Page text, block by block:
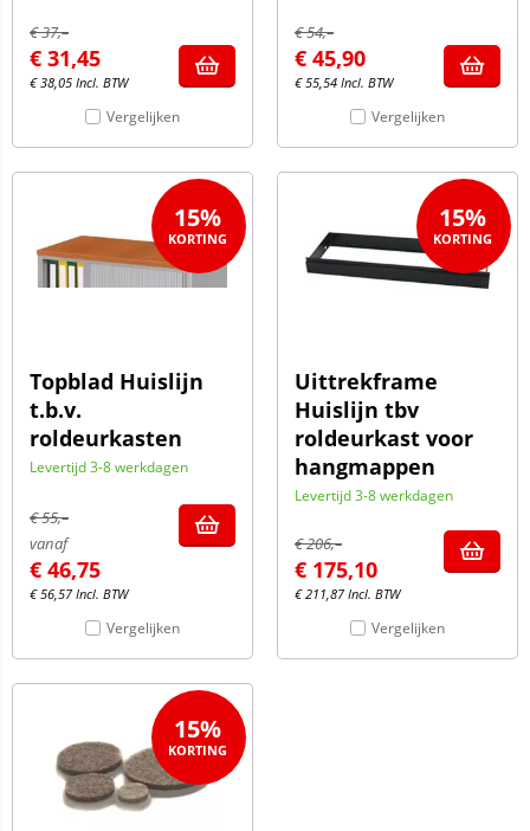
€37,–
€ 31,45
€38,05 Incl. BTW
Vergelijken
€54,–
€ 45,90
€55,54 Incl. BTW
Vergelijken
Topblad Huislijn
t.b.v.
roldeurkasten
Levertijd 3-8 werkdagen
€55,–
15%
vanaf
€ 46,75
€56,57 Incl. BTW
Vergelijken
Uittrekframe
Huislijn tbv
roldeurkast voor
hangmappen
Levertijd 3-8 werkdagen
€206,–
15%
€ 175,10
€211,87 Incl. BTW
Vergelijken
15%